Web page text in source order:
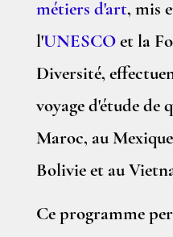
métiers d'art, mis
l'UNESCOet la
Diversité,
voyage d'étude de
Maroc, au
Bolivie et au
Ce programme